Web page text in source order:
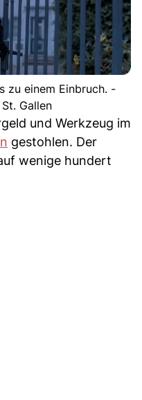
zu einem Einbruch. -
Gallen
und Werkzeug im
gestohlen. Der
wenige hundert